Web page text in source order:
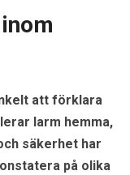
att förklara
larm hemma,
säkerhet har
på olika